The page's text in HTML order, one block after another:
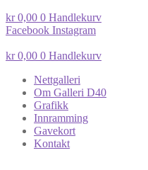
kr0,00 0 Handlekurv
Facebook Instagram
kr0,00 0 Handlekurv
Nettgalleri
Om Galleri D40
Grafikk
Innramming
Gavekort
Kontakt